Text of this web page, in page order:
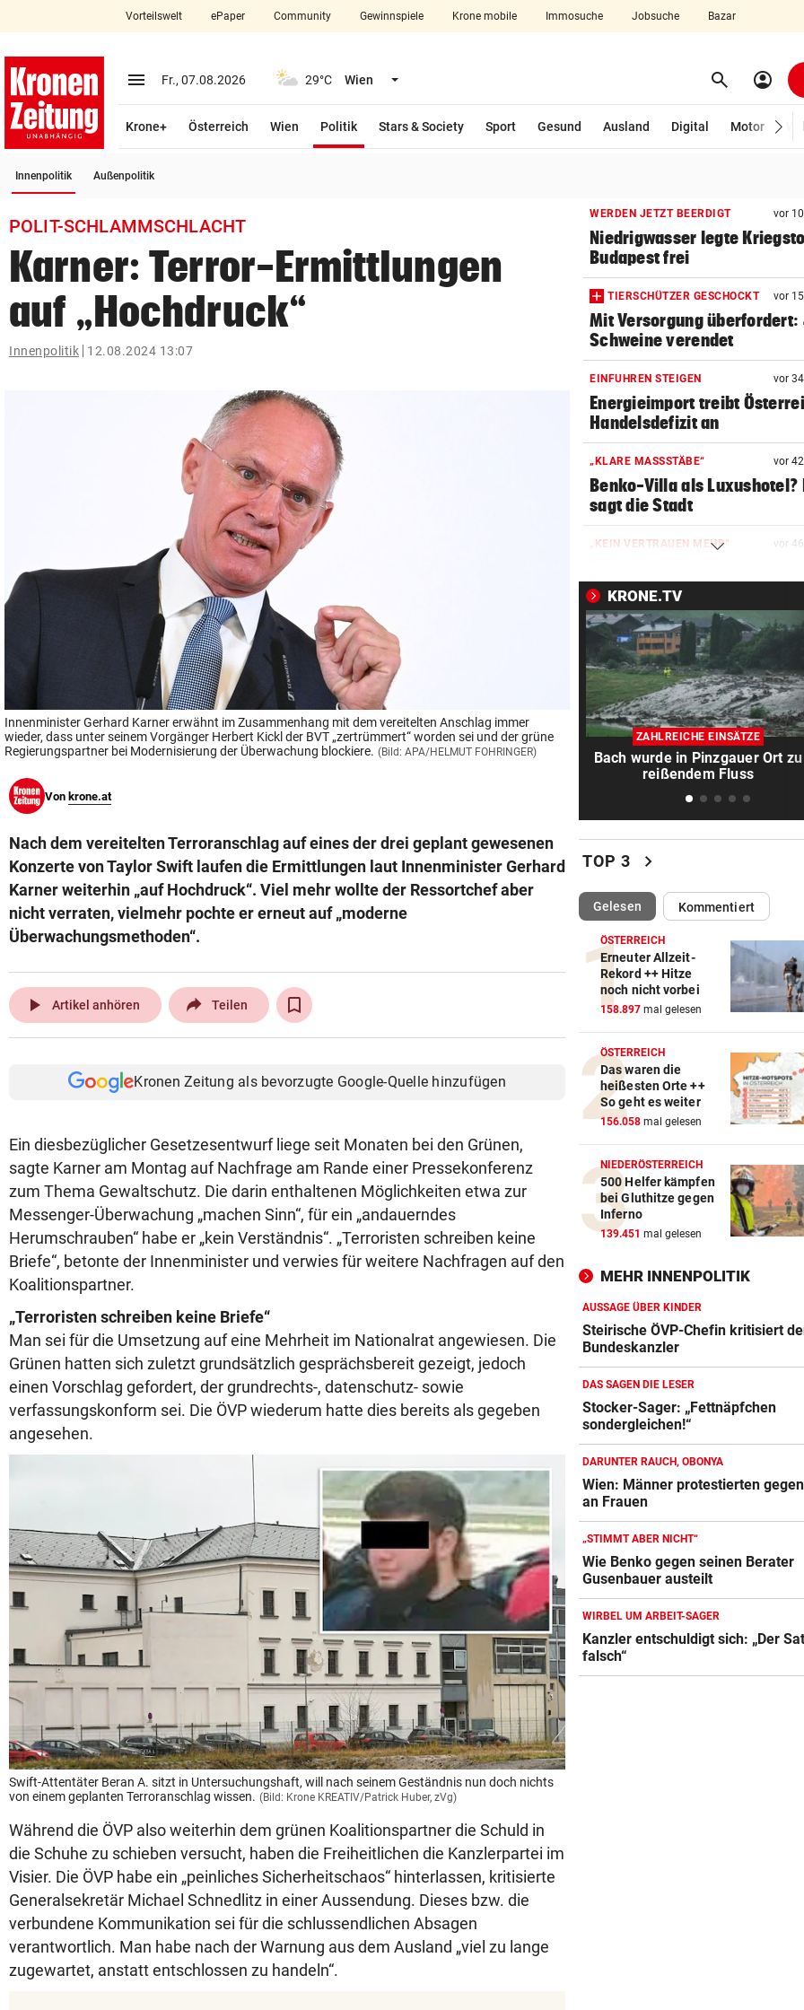
closeSchließen
account_circle Anmelden
arrow_right
pin_drop
Wien
bookmark
Suchbegriff
eingeben
© Krone Multimedia GmbH & Co KG 2026
Vorteilswelt ePaper Community Gewinnspiele Krone mobile Immosuche Jobsuche Bazar
menu Menü aufklappen
Fr., 07.08.2026 29°C Wien Menü aufklappen search Suchen
account_circle
Krone+ Österreich Wien Politik
Stars & Society
Sport Gesund Ausland Digital Motor
Innenpolitik Außenpolitik
POLIT-SCHLAMMSCHLACHT
Karner: Terror-Ermittlungen
auf „Hochdruck“
Innenpolitik 12.08.2024 13:07
Innenminister Gerhard Karner erwähnt im Zusammenhang mit dem vereitelten Anschlag immer
wieder, dass unter seinem Vorgänger Herbert Kickl der BVT „zertrümmert“ worden sei und der grüne
Regierungspartner bei Modernisierung der Überwachung blockiere. (Bild: APA/HELMUT FOHRINGER)
Von krone.at
Nach dem vereitelten Terroranschlag auf eines der drei geplant gewesenen
Konzerte von Taylor Swift laufen die Ermittlungen laut Innenminister Gerhard
Karner weiterhin „auf Hochdruck“. Viel mehr wollte der Ressortchef aber
nicht verraten, vielmehr pochte er erneut auf „moderne
Überwachungsmethoden“.
play_arrow Artikel anhören Teilen
Kronen Zeitung als bevorzugte Google-Quelle hinzufügen
Ein diesbezüglicher Gesetzesentwurf liege seit Monaten bei den Grünen,
sagte Karner am Montag auf Nachfrage am Rande einer Pressekonferenz
zum Thema Gewaltschutz. Die darin enthaltenen Möglichkeiten etwa zur
Messenger-Überwachung „machen Sinn“, für ein „andauerndes
Herumschrauben“ habe er „kein Verständnis“. „Terroristen schreiben keine
Briefe“, betonte der Innenminister und verwies für weitere Nachfragen auf den
Koalitionspartner.
„Terroristen schreiben keine Briefe“
Man sei für die Umsetzung auf eine Mehrheit im Nationalrat angewiesen. Die
Grünen hatten sich zuletzt grundsätzlich gesprächsbereit gezeigt, jedoch
einen Vorschlag gefordert, der grundrechts-, datenschutz- sowie
verfassungskonform sei. Die ÖVP wiederum hatte dies bereits als gegeben
angesehen.
Swift-Attentäter Beran A. sitzt in Untersuchungshaft, will nach seinem Geständnis nun doch nichts
von einem geplanten Terroranschlag wissen. (Bild: Krone KREATIV/Patrick Huber, zVg)
Während die ÖVP also weiterhin dem grünen Koalitionspartner die Schuld in
die Schuhe zu schieben versucht, haben die Freiheitlichen die Kanzlerpartei im
Visier. Die ÖVP habe ein „peinliches Sicherheitschaos“ hinterlassen, kritisierte
Generalsekretär Michael Schnedlitz in einer Aussendung. Dieses bzw. die
verbundene Kommunikation sei für die schlussendlichen Absagen
verantwortlich. Man habe nach der Warnung aus dem Ausland „viel zu lange
zugewartet, anstatt entschlossen zu handeln“.
WERDEN JETZT BEERDIGT vor
Niedrigwasser legte
Budapest frei
TIERSCHÜTZER GESCHOCKT vor
Mit Versorgung überfordert:
Schweine verendet
EINFUHREN STEIGEN vor
Energieimport treibt
Handelsdefizit an
„KLARE MASSSTÄBE“ vor
Benko-Villa als Luxushotel?
sagt die Stadt
„KEIN VERTRAUEN MEHR“ vor
Rücktritt auf
EMOTIONALE BEDEUTUNG vor 49
Corinna & Danilo ließen sich
Partnertattoo stechen
SCHLAG GEGEN DEALER vor
14 Festnahmen: Steirischer
Drogenring aufgeflogen
Lebensmittelpreise auf
Stand geklettert
Steirische ÖVP-Chefin
den Bundeskanzler
„WERMUTSTROPFEN“
Verletzter Salzburg-Kicker:
Diagnose ist da!
Royale Ehekrise? Das sagt
Ehemann von Beatrice
„MONSTER-EINSATZ“
Feuerwehr jagte
am Spielplatz
PSG WARTET SCHON
WM-Held zeigt Sixpack –
Thailand: Teenager richtete
Blutbad in Schule an
DAS SAGEN DIE LESER
Stocker-Sager:
sondergleichen!“
Kinderverbot in Studio: Viel
für Betreiberin
ERHÖHTE WERTE:
Der nächste Badesee muss
geschlossen werden
SCHWIMM-EM IN PARIS
Halbfinal-Aus für Luca Karl
K.o.-Sprintbewerb
KRONE.TV
ZAHLREICHE EINSÄTZE
Bach wurde in Pinzgauer Ort zu
reißendem Fluss
TOP 3 chevron_right
Gelesen(ausgewählt)Kommentiert
ÖSTERREICH
Erneuter Allzeit-
Rekord ++ Hitze
noch nicht vorbei
158.897 mal gelesen
ÖSTERREICH
Das waren die
heißesten Orte ++
So geht es weiter
156.058 mal gelesen
NIEDERÖSTERREICH
500 Helfer kämpfen
bei Gluthitze gegen
Inferno
139.451 mal gelesen
MEHR INNENPOLITIK
AUSSAGE ÜBER KINDER
Steirische ÖVP-Chefin kritisiert
Bundeskanzler
DAS SAGEN DIE LESER
Stocker-Sager: „Fettnäpfchen
sondergleichen!“
DARUNTER RAUCH, OBONYA
Wien: Männer protestierten
an Frauen
„STIMMT ABER NICHT“
Wie Benko gegen seinen Berater
Gusenbauer austeilt
WIRBEL UM ARBEIT-SAGER
Kanzler entschuldigt sich: „Der
falsch“